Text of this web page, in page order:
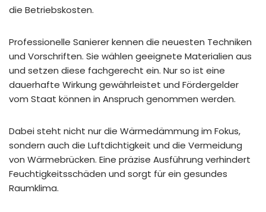
die Betriebskosten.
Professionelle Sanierer kennen die neuesten Techniken
und Vorschriften. Sie wählen geeignete Materialien aus
und setzen diese fachgerecht ein. Nur so ist eine
dauerhafte Wirkung gewährleistet und Fördergelder
vom Staat können in Anspruch genommen werden.
Dabei steht nicht nur die Wärmedämmung im Fokus,
sondern auch die Luftdichtigkeit und die Vermeidung
von Wärmebrücken. Eine präzise Ausführung verhindert
Feuchtigkeitsschäden und sorgt für ein gesundes
Raumklima.